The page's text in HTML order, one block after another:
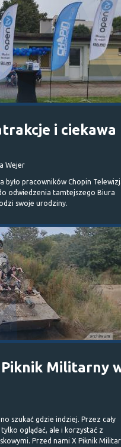
i ciekawa
Wejer
było pracowników Chopin
odwiedzenia tamtejszego Biura
swoje urodziny.
Piknik Militarny
szukać gdzie indziej. Przez cały
oglądać, ale i korzystać z
Przed nami X Piknik